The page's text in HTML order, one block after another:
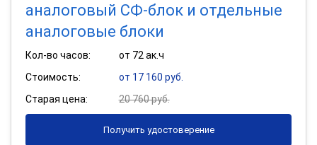
аналоговый СФ-блок и отдельные
аналоговые блоки
Кол-во часов:
от 72 ак.ч
Стоимость:
от 17 160 руб.
Старая цена:
20 760 руб.
Получить удостоверение